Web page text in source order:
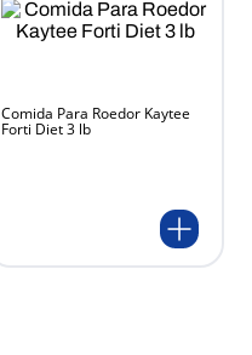
Comida Para Roedor Kaytee
Forti Diet 3 lb